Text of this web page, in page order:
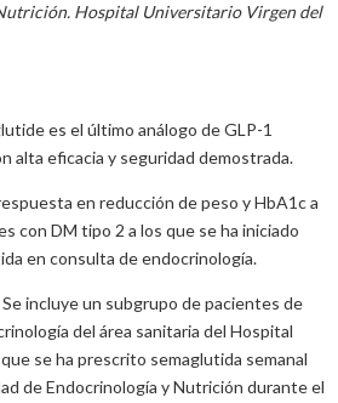
Hospital Universitario Virgen del
es el último análogo de GLP-1
alta eficacia y seguridad demostrada.
en reducción de peso y HbA1c a
con DM tipo 2 a los que se ha iniciado
en consulta de endocrinología.
Se incluye un subgrupo de pacientes de
del área sanitaria del Hospital
se ha prescrito semaglutida semanal
de Endocrinología y Nutrición durante el